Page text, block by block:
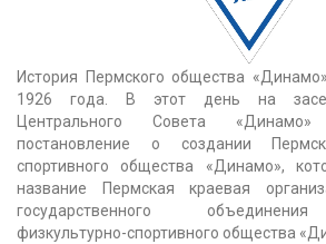
История Пермского общества
1926 года. В этот день на
Центрального Совета
постановление о создании
спортивного общества «Динамо»,
название Пермская краевая
государственного
физкультурно-спортивного общества